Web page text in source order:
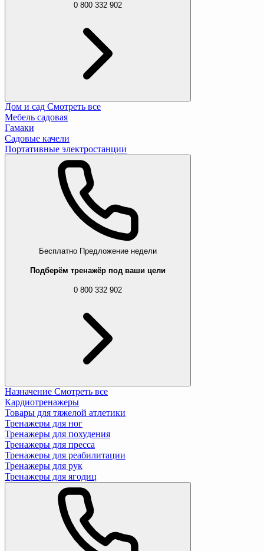
0 800 332 902
Дом и сад Смотреть все
Мебель садовая
Гамаки
Садовые качели
Портативные электростанции
Бесплатно Предложение недели
Подберём тренажёр под ваши цели
0 800 332 902
Назначение Смотреть все
Кардиотренажеры
Товары для тяжелой атлетики
Тренажеры для ног
Тренажеры для похудения
Тренажеры для пресса
Тренажеры для реабилитации
Тренажеры для рук
Тренажеры для ягодиц